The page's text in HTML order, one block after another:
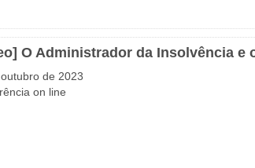
O Administrador da Insolvência e
de 2023
on line